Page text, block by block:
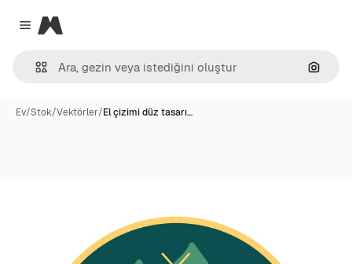
Close menu
Magnific
Ev/Stok/Vektörler/El çizimi düz tasarı…